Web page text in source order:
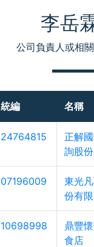
李岳
公司負責人或相
統編 名稱
24764815
正解
詢股
07196009
東光
份有
10698998
鼎豐
食店